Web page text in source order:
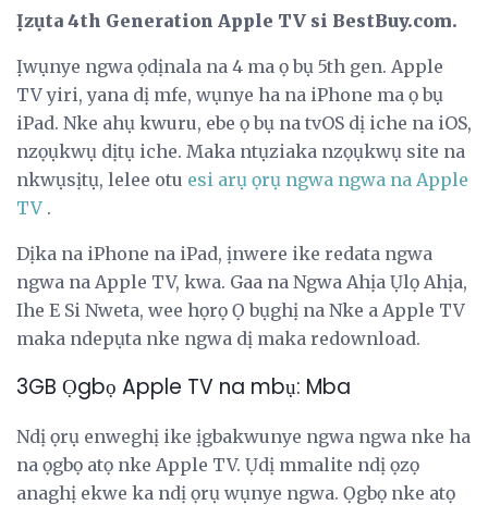
Ịzụta 4th Generation Apple TV si BestBuy.com.
Ịwụnye ngwa ọdịnala na 4 ma ọ bụ 5th gen. Apple
TV yiri, yana dị mfe, wụnye ha na iPhone ma ọ bụ
iPad. Nke ahụ kwuru, ebe ọ bụ na tvOS dị iche na iOS,
nzọụkwụ dịtụ iche. Maka ntụziaka nzọụkwụ site na
nkwụsịtụ, lelee otu esi arụ ọrụ ngwa ngwa na Apple
TV .
Dịka na iPhone na iPad, ịnwere ike redata ngwa
ngwa na Apple TV, kwa. Gaa na Ngwa Ahịa Ụlọ Ahịa,
Ihe E Si Nweta, wee họrọ Ọ bụghị na Nke a Apple TV
maka ndepụta nke ngwa dị maka redownload.
3GB Ọgbọ Apple TV na mbụ: Mba
Ndị ọrụ enweghị ike ịgbakwunye ngwa ngwa nke ha
na ọgbọ atọ nke Apple TV. Ụdị mmalite ndị ọzọ
anaghị ekwe ka ndị ọrụ wụnye ngwa. Ọgbọ nke atọ